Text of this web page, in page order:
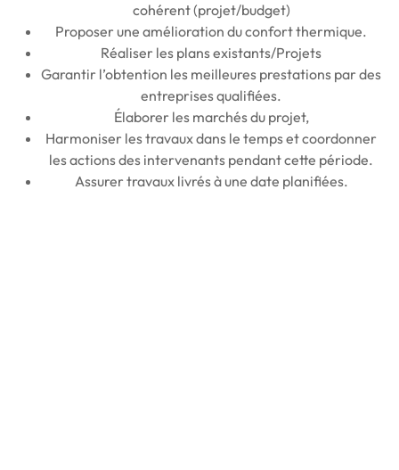
cohérent (projet/budget)
Proposer une amélioration du confort thermique.
Réaliser les plans existants/Projets
Garantir l’obtention les meilleures prestations par des
entreprises qualifiées.
Élaborer les marchés du projet,
Harmoniser les travaux dans le temps et coordonner
les actions des intervenants pendant cette période.
Assurer travaux livrés à une date planifiées.